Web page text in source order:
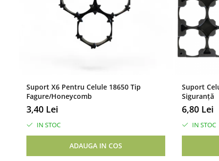
ebike, sisteme solare
Pentru realiazrea conexiunilor consultati diagrama.
Suport X6 Pentru Celule 18650 Tip
Fagure/Honeycomb
3,40 Lei
IN STOC
ADAUGA IN COS
Suport
Siguranță
6,80 Lei
IN STOC